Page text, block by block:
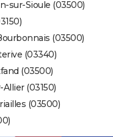
sur-Sioule (03500)
(03500)
(03340)
(03500)
(03150)
(03500)